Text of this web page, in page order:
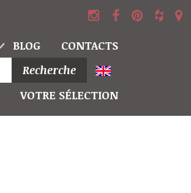
BLOG
CONTACTS
Recherche
VOTRE SÉLECTION